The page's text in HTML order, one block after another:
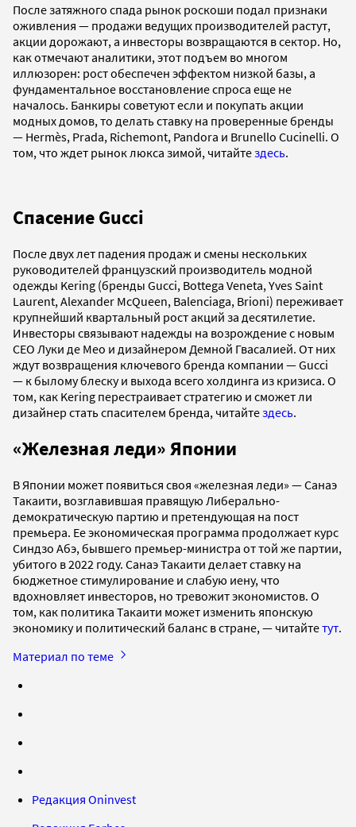
После затяжного спада рынок роскоши подал признаки
оживления — продажи ведущих производителей растут,
акции дорожают, а инвесторы возвращаются в сектор. Но,
как отмечают аналитики, этот подъем во многом
иллюзорен: рост обеспечен эффектом низкой базы, а
фундаментальное восстановление спроса еще не
началось. Банкиры советуют если и покупать акции
модных домов, то делать ставку на проверенные бренды
— Hermès, Prada, Richemont, Pandora и Brunello Cucinelli. О
том, что ждет рынок люкса зимой, читайтездесь.
Спасение Gucci
После двух лет падения продаж и смены нескольких
руководителей французский производитель модной
одежды Kering (бренды Gucci, Bottega Veneta, Yves Saint
Laurent, Alexander McQueen, Balenciaga, Brioni) переживает
крупнейший квартальный рост акций за десятилетие.
Инвесторы связывают надежды на возрождение с новым
CEO Луки де Мео и дизайнером Демной Гвасалией. От них
ждут возвращения ключевого бренда компании — Gucci
— к былому блеску и выхода всего холдинга из кризиса. О
том, как Kering перестраивает стратегию и сможет ли
дизайнер стать спасителем бренда, читайтездесь.
«Железная леди» Японии
В Японии может появиться своя «железная леди» — Санаэ
Такаити, возглавившая правящую Либерально-
демократическую партию и претендующая на пост
премьера. Ее экономическая программа продолжает курс
Синдзо Абэ, бывшего премьер-министра от той же партии,
убитого в 2022 году. Санаэ Такаити делает ставку на
бюджетное стимулирование и слабую иену, что
вдохновляет инвесторов, но тревожит экономистов. О
том, как политика Такаити может изменить японскую
экономику и политический баланс в стране, — читайтетут.
Материал по теме
Редакция Oninvest